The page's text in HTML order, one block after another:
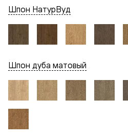
Шпон НатурВуд
Шпон дуба матовый